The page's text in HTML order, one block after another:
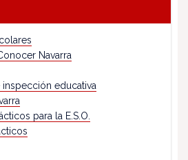
Navarra
educativa
para la E.S.O.